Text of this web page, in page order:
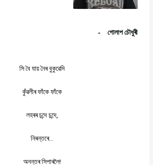
- গোলাপ চৌধুৰী
সি বৈ যায় নৈৰ বুকুৱেদি
কুঁৱলীৰ ফাঁকে ফাঁকে
লহৰৰ চন্দে চন্দে
নিৰন্তৰে…
অনন্তৰ সিপাৰলৈ!